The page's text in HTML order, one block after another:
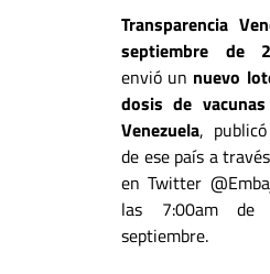
Transparencia
septiembre de
envió un nuevo
dosis de
Venezuela,
de ese país a
en Twitter
las 7:00am
septiembre.